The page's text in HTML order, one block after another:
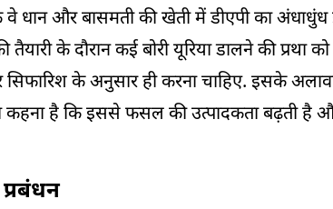
वे धान और बासमती की खेती में डीएपी का
के दौरान कई बोरी यूरिया डालने की प्रथा
के अनुसार ही करना चाहिए. इसके
है कि इससे फसल की उत्पादकता बढ़ती है और